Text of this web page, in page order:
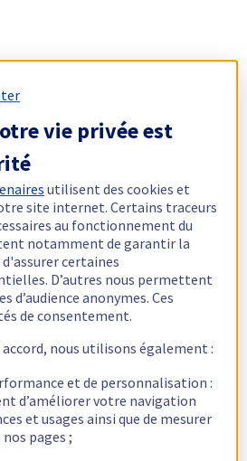
vie privée est
utilisent des cookies et
site internet. Certains traceurs
au fonctionnement du
notamment de garantir la
certaines
D’autres nous permettent
d’audience anonymes. Ces
de consentement.
accord, nous utilisons également :
et de personnalisation :
d’améliorer votre navigation
et usages ainsi que de mesurer
pages ;